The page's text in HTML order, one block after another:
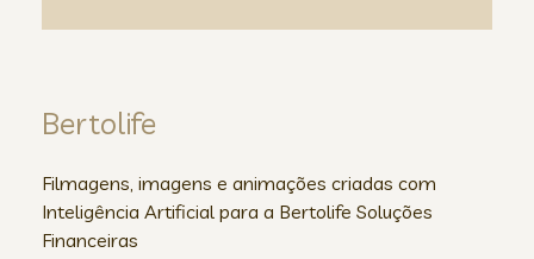
Bertolife
Filmagens, imagens e animações criadas com
Inteligência Artificial para a Bertolife Soluções
Financeiras